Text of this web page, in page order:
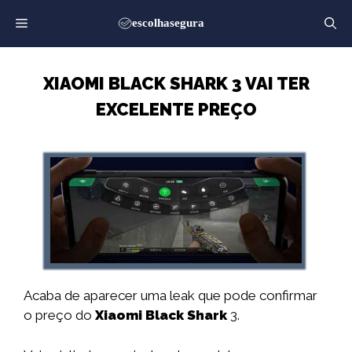
para
o
XIAOMI BLACK SHARK 3 VAI TER
EXCELENTE PREÇO
Acaba de aparecer uma leak que pode confirmar
o preço do Xiaomi Black Shark3.